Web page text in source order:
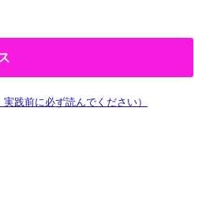
践前に必ず読んでください）